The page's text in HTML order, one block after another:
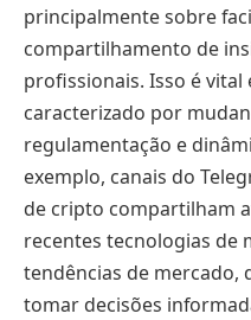
principalmente sobre
compartilhamento de
profissionais. Isso é vital
caracterizado por
regulamentação e
exemplo, canais do
de cripto compartilham
recentes tecnologias de
tendências de mercado,
tomar decisões